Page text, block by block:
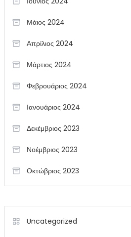
Μάιος 2024
Απρίλιος 2024
Μάρτιος 2024
Φεβρουάριος 2024
Ιανουάριος 2024
Δεκέμβριος 2023
Νοέμβριος 2023
Οκτώβριος 2023
Uncategorized